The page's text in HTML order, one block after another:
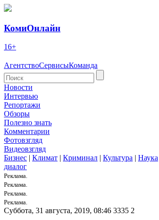
КомиОнлайн
16+
АгентствоСервисыКоманда
Новости
Интервью
Репортажи
Обзоры
Полезно знать
Комментарии
Фотовзгляд
Видеовзгляд
Бизнес | Климат | Криминал | Культура | Наука
диалог
Реклама.
Реклама.
Реклама.
Реклама.
Суббота, 31 августа, 2019, 08:46 3335 2